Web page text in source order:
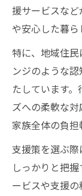
援サービスな
や安心した暮ら
特に、地域住
ンジのような
たしています
ズへの柔軟な
家族全体の負担
支援策を選ぶ
しっかりと把
ービスや支援